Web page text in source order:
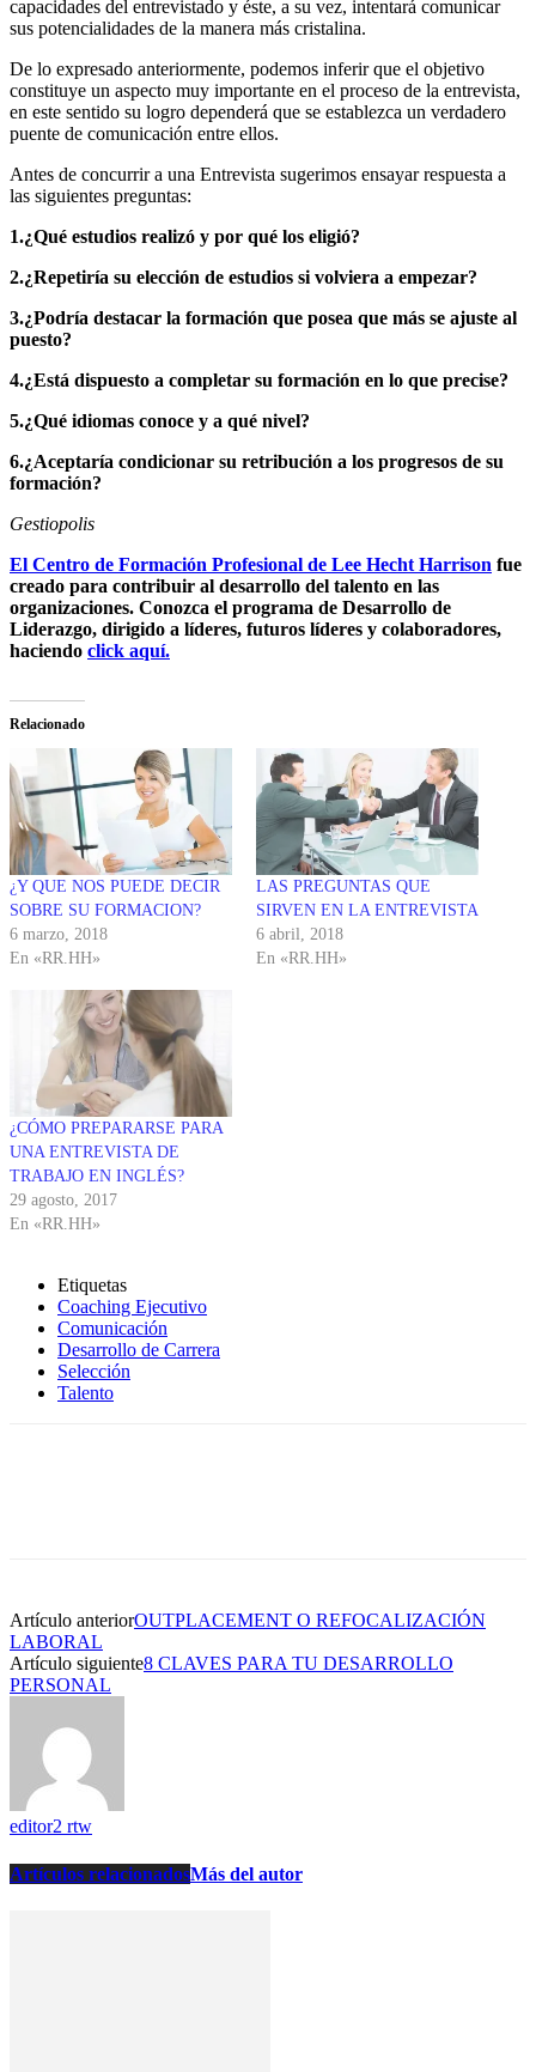
capacidades del entrevistado y éste, a su vez, intentará comunicar
sus potencialidades de la manera más cristalina.
De lo expresado anteriormente, podemos inferir que el objetivo
constituye un aspecto muy importante en el proceso de la entrevista,
en este sentido su logro dependerá que se establezca un verdadero
puente de comunicación entre ellos.
Antes de concurrir a una Entrevista sugerimos ensayar respuesta a
las siguientes preguntas:
1.¿Qué estudios realizó y por qué los eligió?
2.¿Repetiría su elección de estudios si volviera a empezar?
3.¿Podría destacar la formación que posea que más se ajuste al
puesto?
4.¿Está dispuesto a completar su formación en lo que precise?
5.¿Qué idiomas conoce y a qué nivel?
6.¿Aceptaría condicionar su retribución a los progresos de su
formación?
Gestiopolis
El Centro de Formación Profesional de Lee Hecht Harrison fue
creado para contribuir al desarrollo del talento en las
organizaciones. Conozca el programa de Desarrollo de
Liderazgo, dirigido a líderes, futuros líderes y colaboradores,
haciendo click aquí.
Relacionado
¿Y QUE NOS PUEDE DECIR
SOBRE SU FORMACION?
6 marzo, 2018
En «RR.HH»
LAS PREGUNTAS QUE
SIRVEN EN LA ENTREVISTA
6 abril, 2018
En «RR.HH»
¿CÓMO PREPARARSE PARA
UNA ENTREVISTA DE
TRABAJO EN INGLÉS?
29 agosto, 2017
En «RR.HH»
Etiquetas
Coaching Ejecutivo
Comunicación
Desarrollo de Carrera
Selección
Talento
Artículo anteriorOUTPLACEMENT O REFOCALIZACIÓN
LABORAL
Artículo siguiente8 CLAVES PARA TU DESARROLLO
PERSONAL
editor2 rtw
Artículos relacionadosMás del autor